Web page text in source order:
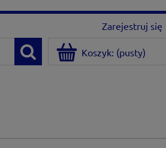
Zarejestruj się
Koszyk: (pusty)